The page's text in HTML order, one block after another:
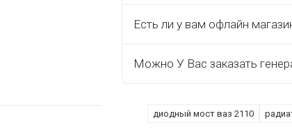
Есть ли у вам офлайн
Можно У Вас заказать
диодный мост ваз 2110